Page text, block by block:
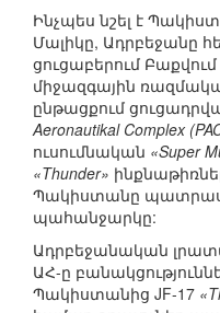
Ինչպես նշել է
Մալիկը, Ադրբեջանը
ցուցաբերում
միջազգային
ընթացքում
Aeronautikal Complex
ուսումնական «Super
«Thunder»
Պակիստանը
պահանջարկը:
Ադրբեջանական
ԱՀ-ը
Պակիստանից JF-17